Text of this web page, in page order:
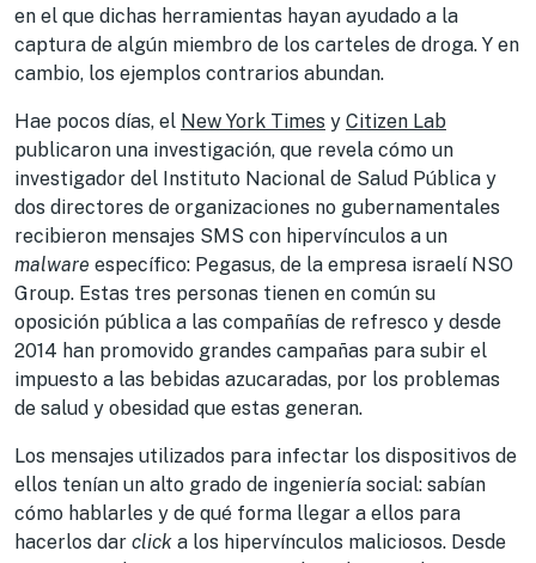
en el que dichas herramientas hayan ayudado a la
captura de algún miembro de los carteles de droga. Y en
cambio, los ejemplos contrarios abundan.
Hae pocos días, el New York Times y Citizen Lab
publicaron una investigación, que revela cómo un
investigador del Instituto Nacional de Salud Pública y
dos directores de organizaciones no gubernamentales
recibieron mensajes SMS con hipervínculos a un
malware específico: Pegasus, de la empresa israelí NSO
Group. Estas tres personas tienen en común su
oposición pública a las compañías de refresco y desde
2014 han promovido grandes campañas para subir el
impuesto a las bebidas azucaradas, por los problemas
de salud y obesidad que estas generan.
Los mensajes utilizados para infectar los dispositivos de
ellos tenían un alto grado de ingeniería social: sabían
cómo hablarles y de qué forma llegar a ellos para
hacerlos dar click a los hipervínculos maliciosos. Desde